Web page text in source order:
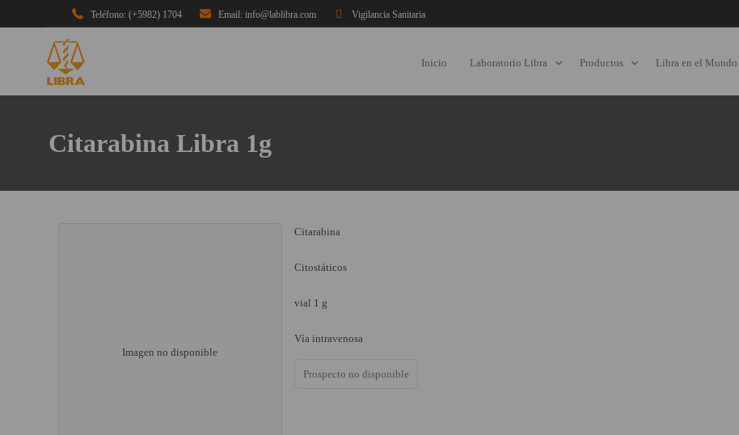
Teléfono: (+5982) 1704 Email: info@lablibra.com Vigilancia Sanitaria
Inicio Laboratorio Libra Productos Libra en el Mundo
Citarabina Libra 1g
Imagen no disponible
Citarabina
Citostáticos
vial 1 g
Vía intravenosa
Prospecto no disponible